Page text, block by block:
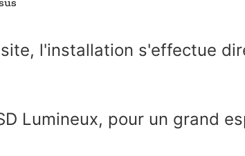
l'installation s'effectue
Lumineux, pour un grand